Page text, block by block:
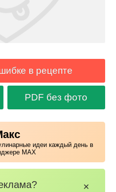
в рецепте
PDF без фото
идеи каждый день в
MAX
✕